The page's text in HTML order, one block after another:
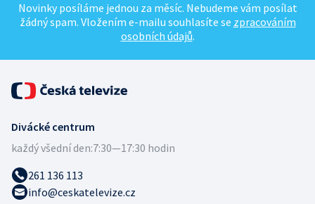
Novinky posíláme jednou za měsíc. Nebudeme vám posílat
žádný spam. Vložením e-mailu souhlasíte se zpracováním
osobních údajů.